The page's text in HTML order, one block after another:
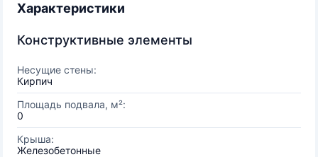
Характеристики
Конструктивные элементы
Несущие стены:
Кирпич
Площадь подвала, м²:
0
Крыша:
Железобетонные